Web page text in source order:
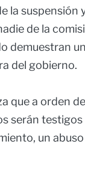
la suspensión
de la
demuestran
del gobierno.
que a orden
serán
un